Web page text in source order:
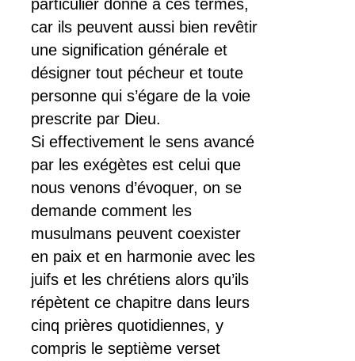
particulier donné à ces termes,
car ils peuvent aussi bien revêtir
une signification générale et
désigner tout pécheur et toute
personne qui s’égare de la voie
prescrite par Dieu.
Si effectivement le sens avancé
par les exégètes est celui que
nous venons d’évoquer, on se
demande comment les
musulmans peuvent coexister
en paix et en harmonie avec les
juifs et les chrétiens alors qu’ils
répètent ce chapitre dans leurs
cinq prières quotidiennes, y
compris le septième verset